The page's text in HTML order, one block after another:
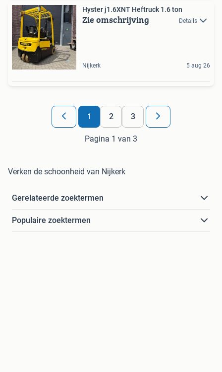
Hyster j1.6XNT Heftruck 1.6 ton
Zie omschrijving Details
Nijkerk 5 aug 26
1 2 3
Pagina 1 van 3
Verken de schoonheid van Nijkerk
Gerelateerde zoektermen
Populaire zoektermen